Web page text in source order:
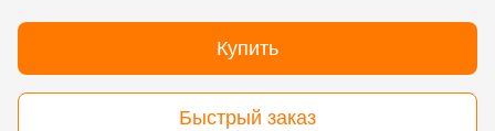
Купить
Быстрый заказ